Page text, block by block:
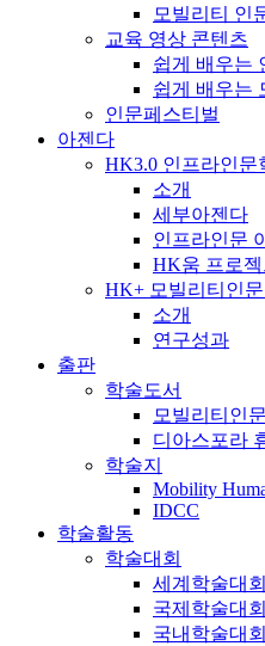
모빌리티 인
교육 영상 콘텐츠
쉽게 배우는
쉽게 배우는
인문페스티벌
아젠다
HK3.0 인프라인문
소개
세부아젠다
인프라인문
HK움 프로젝
HK+ 모빌리티인
소개
연구성과
출판
학술도서
모빌리티인
디아스포라
학술지
Mobility
IDCC
학술활동
학술대회
세계학술대회
국제학술대회
국내학술대회